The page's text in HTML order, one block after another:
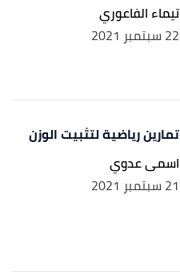
تيماء الفاعوري
22 سبتمبر 2021
تمارين رياضية لتثبيت الوزن
اسمى عدوي
21 سبتمبر 2021